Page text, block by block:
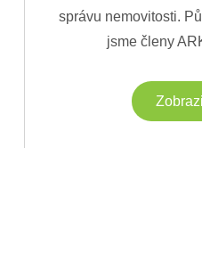
správu nemovitosti.
jsme členy